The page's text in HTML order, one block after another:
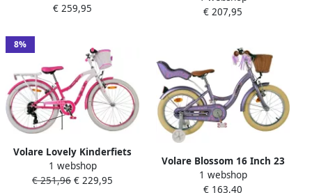
Wit
€ 259,95
Wit
€ 207,95
8%
Volare Lovely Kinderfiets
Meisjes 24 inch Roze 7
Versnellingen
1 webshop
€ 251,96 € 229,95
Volare Blossom 16 Inch 23
cm Meisjes Terugtraprem
Paars
1 webshop
€ 163,40